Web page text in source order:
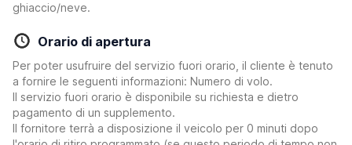
ghiaccio/neve.
Orario di apertura
Per poter usufruire del servizio fuori orario, il cliente è tenuto
a fornire le seguenti informazioni: Numero di volo.
Il servizio fuori orario è disponibile su richiesta e dietro
pagamento di un supplemento.
Il fornitore terrà a disposizione il veicolo per 0 minuti dopo